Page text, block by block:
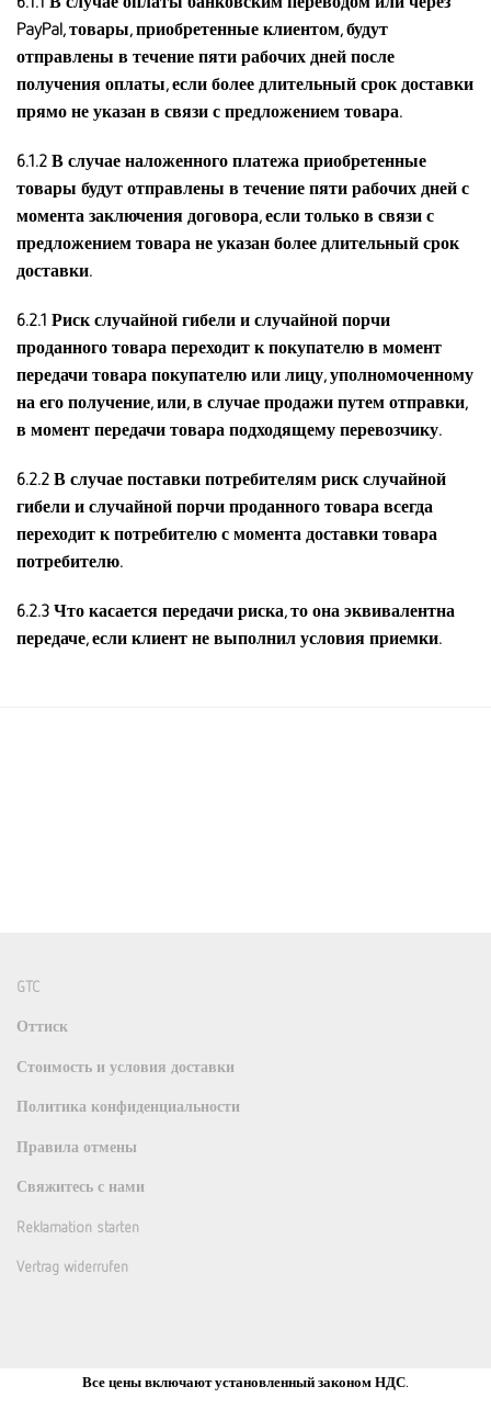
PayPal, товары, приобретенные клиентом, будут
отправлены в течение пяти рабочих дней после
получения оплаты, если более длительный срок доставки
прямо не указан в связи с предложением товара.
6.1.2 В случае наложенного платежа приобретенные
товары будут отправлены в течение пяти рабочих дней с
момента заключения договора, если только в связи с
предложением товара не указан более длительный срок
доставки.
6.2.1 Риск случайной гибели и случайной порчи
проданного товара переходит к покупателю в момент
передачи товара покупателю или лицу, уполномоченному
на его получение, или, в случае продажи путем отправки,
в момент передачи товара подходящему перевозчику.
6.2.2 В случае поставки потребителям риск случайной
гибели и случайной порчи проданного товара всегда
переходит к потребителю с момента доставки товара
потребителю.
6.2.3 Что касается передачи риска, то она эквивалентна
передаче, если клиент не выполнил условия приемки.
GTC
Оттиск
Стоимость и условия доставки
Политика конфиденциальности
Правила отмены
Свяжитесь с нами
Reklamation starten
Vertrag widerrufen
Все цены включают установленный законом НДС.